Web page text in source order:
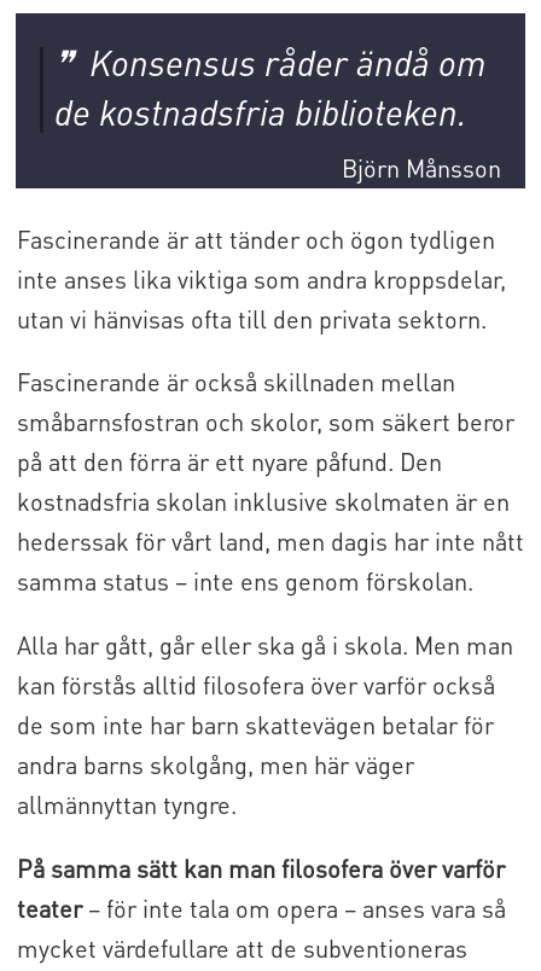
Konsensus råder ändå om
de kostnadsfria biblioteken.
Björn Månsson
Fascinerande är att tänder och ögon tydligen
inte anses lika viktiga som andra kroppsdelar,
utan vi hänvisas ofta till den privata sektorn.
Fascinerande är också skillnaden mellan
småbarnsfostran och skolor, som säkert beror
på att den förra är ett nyare påfund. Den
kostnadsfria skolan inklusive skolmaten är en
hederssak för vårt land, men dagis har inte nått
samma status – inte ens genom förskolan.
Alla har gått, går eller ska gå i skola. Men man
kan förstås alltid filosofera över varför också
de som inte har barn skattevägen betalar för
andra barns skolgång, men här väger
allmännyttan tyngre.
På samma sätt kan man filosofera över varför
teater– för inte tala om opera – anses vara så
mycket värdefullare att de subventioneras